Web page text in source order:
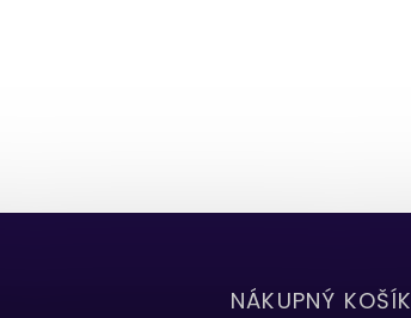
NÁKUPNÝ KOŠÍK